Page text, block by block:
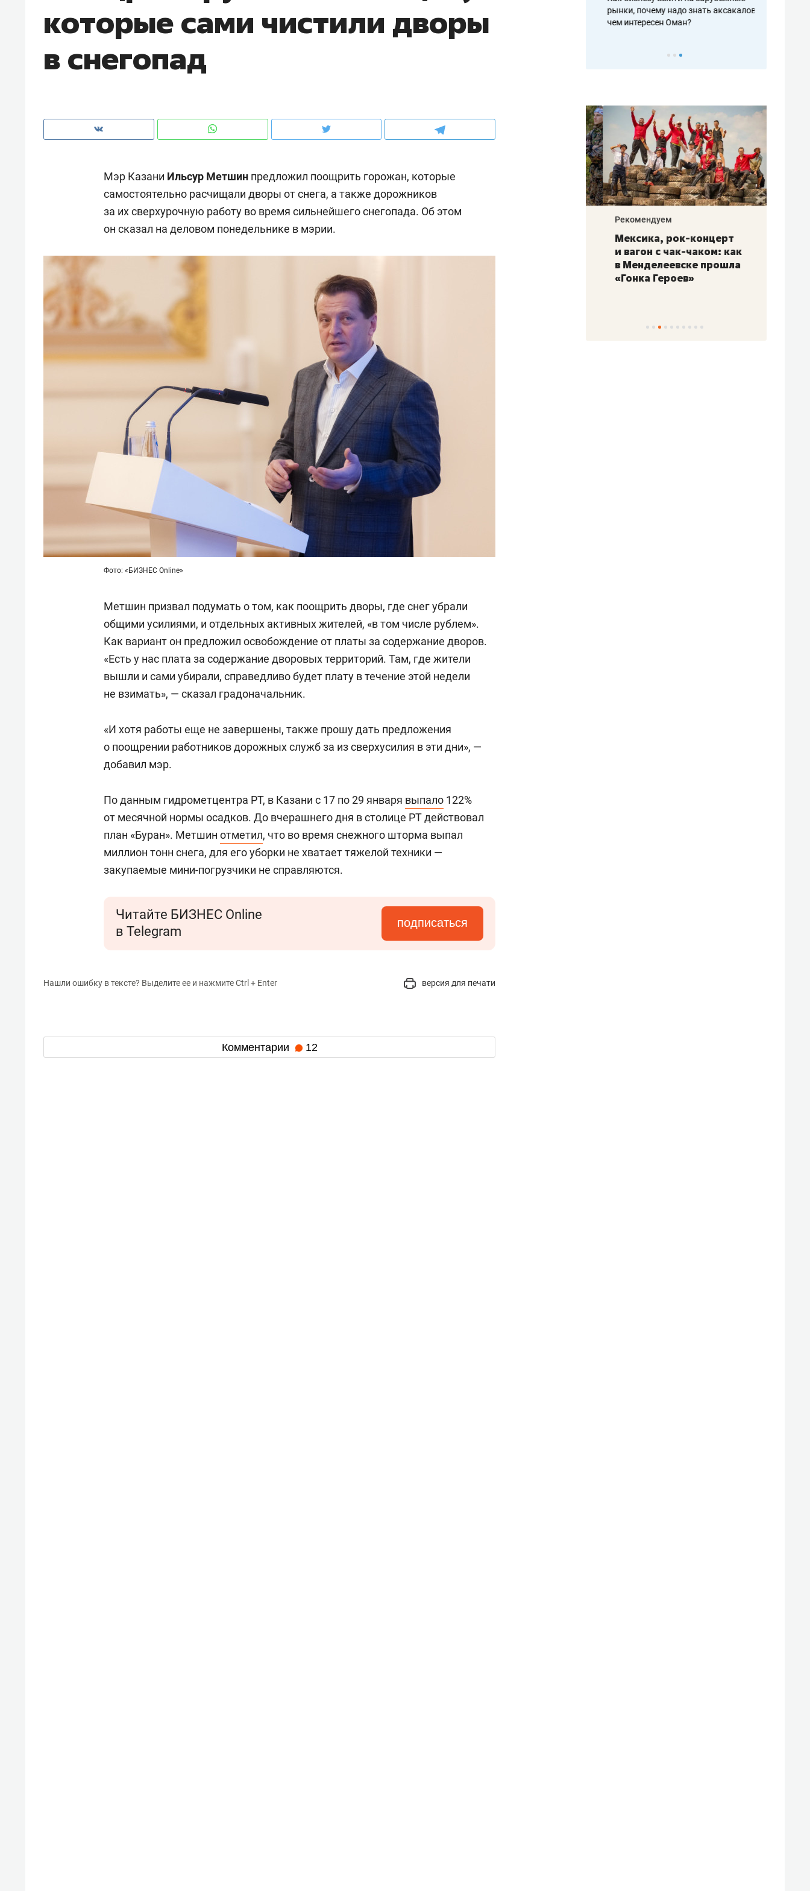
которые сами чистили дворы
в снегопад
Мэр Казани Ильсур Метшин предложил поощрить горожан, которые
самостоятельно расчищали дворы от снега, а также дорожников
за их сверхурочную работу во время сильнейшего снегопада. Об этом
он сказал на деловом понедельнике в мэрии.
Фото: «БИЗНЕС Online»
Метшин призвал подумать о том, как поощрить дворы, где снег убрали
общими усилиями, и отдельных активных жителей, «в том числе рублем».
Как вариант он предложил освобождение от платы за содержание дворов.
«Есть у нас плата за содержание дворовых территорий. Там, где жители
вышли и сами убирали, справедливо будет плату в течение этой недели
не взимать», — сказал градоначальник.
«И хотя работы еще не завершены, также прошу дать предложения
о поощрении работников дорожных служб за из сверхусилия в эти дни», —
добавил мэр.
По данным гидрометцентра РТ, в Казани с 17 по 29 января выпало 122%
от месячной нормы осадков. До вчерашнего дня в столице РТ действовал
план «Буран». Метшин отметил, что во время снежного шторма выпал
миллион тонн снега, для его уборки не хватает тяжелой техники —
закупаемые мини-погрузчики не справляются.
Читайте БИЗНЕС Online
в Telegram
подписаться
Нашли ошибку в тексте? Выделите ее и нажмите Ctrl + Enter версия для печати
Комментарии 12
чем интересен Оман?
клиентах и чудных запросах мастеров налогах и развитии без кредитов
рынки, почему надо знать аксакалов и
чем интересен Оман?
Как ГК «МИР ГРУПП» и ВТБ
комфорта под Казанью
Рекомендуем
150 камер до квартиры и Face
Рекомендуем
Мексика, рок-концерт
и вагон с чак-чаком: как
в Менделеевске прошла
«Гонка Героев»